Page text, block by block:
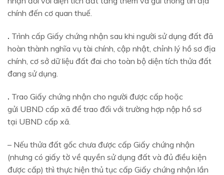
chính đến cơ quan thuế.
. Trình cấp Giấy chứng nhận sau khi người sử dụng đất đã
hoàn thành nghĩa vụ tài chính, cập nhật, chỉnh lý hồ sơ địa
chính, cơ sở dữ liệu đất đai cho toàn bộ diện tích thửa đất
đang sử dụng.
. Trao Giấy chứng nhận cho người được cấp hoặc
gửi UBND cấp xã để trao đối với trường hợp nộp hồ sơ
tại UBND cấp xã.
– Nếu thửa đất gốc chưa được cấp Giấy chứng nhận
(nhưng có giấy tờ về quyền sử dụng đất và đủ điều kiện
được cấp) thì thực hiện thủ tục cấp Giấy chứng nhận lần